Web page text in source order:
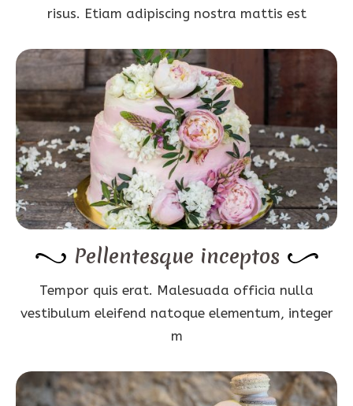
risus. Etiam adipiscing nostra mattis est
Pellentesque inceptos
Tempor quis erat. Malesuada officia nulla
vestibulum eleifend natoque elementum, integer
m